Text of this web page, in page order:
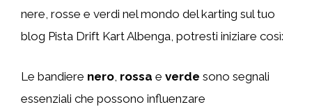
nere, rosse e verdi nel mondo del karting sul tuo
blog Pista Drift Kart Albenga, potresti iniziare così:
Le bandiere nero rossa e verde sono segnali
essenziali che possono influenzare